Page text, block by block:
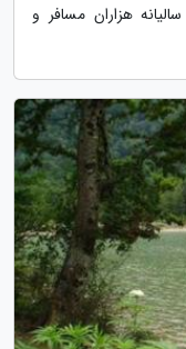
هزاران مسافر و